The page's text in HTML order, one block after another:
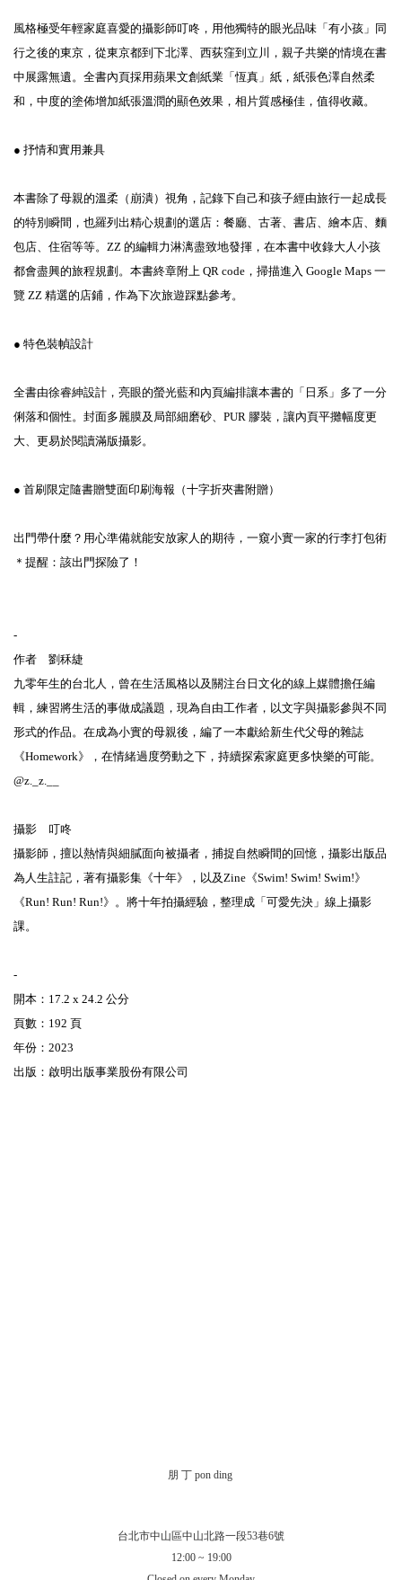
風格極受年輕家庭喜愛的攝影師叮咚，用他獨特的眼光品味「有小孩」同
行之後的東京，從東京都到下北澤、西荻窪到立川，親子共樂的情境在書
中展露無遺。全書內頁採用蘋果文創紙業「恆真」紙，紙張色澤自然柔
和，中度的塗佈增加紙張溫潤的顯色效果，相片質感極佳，值得收藏。
● 抒情和實用兼具
本書除了母親的溫柔（崩潰）視角，記錄下自己和孩子經由旅行一起成長
的特別瞬間，也羅列出精心規劃的選店：餐廳、古著、書店、繪本店、麵
包店、住宿等等。ZZ 的編輯力淋漓盡致地發揮，在本書中收錄大人小孩
都會盡興的旅程規劃。本書終章附上 QR code，掃描進入 Google Maps 一
覽 ZZ 精選的店鋪，作為下次旅遊踩點參考。
● 特色裝幀設計
全書由徐睿紳設計，亮眼的螢光藍和內頁編排讓本書的「日系」多了一分
俐落和個性。封面多麗膜及局部細磨砂、PUR 膠裝，讓內頁平攤幅度更
大、更易於閱讀滿版攝影。
● 首刷限定隨書贈雙面印刷海報（十字折夾書附贈）
出門帶什麼？用心準備就能安放家人的期待，一窺小實一家的行李打包術
＊提醒：該出門探險了！
-
作者 劉秝緁
九零年生的台北人，曾在生活風格以及關注台日文化的線上媒體擔任編
輯，練習將生活的事做成議題，現為自由工作者，以文字與攝影參與不同
形式的作品。在成為小實的母親後，編了一本獻給新生代父母的雜誌
《Homework》，在情緒過度勞動之下，持續探索家庭更多快樂的可能。
@z._z.__
攝影 叮咚
攝影師，擅以熱情與細膩面向被攝者，捕捉自然瞬間的回憶，攝影出版品
為人生註記，著有攝影集《十年》，以及Zine《Swim! Swim! Swim!》
《Run! Run! Run!》。將十年拍攝經驗，整理成「可愛先決」線上攝影
課。
-
開本：17.2 x 24.2 公分
頁數：192 頁
年份：2023
出版：啟明出版事業股份有限公司
朋 丁 pon ding
台北市中山區中山北路一段53巷6號
12:00 ~ 19:00